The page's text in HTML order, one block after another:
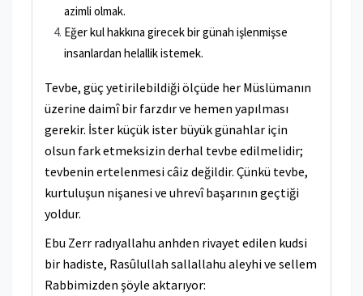
azimli olmak.
Eğer kul hakkına girecek bir günah işlenmişse
insanlardan helallik istemek.
Tevbe, güç yetirilebildiği ölçüde her Müslümanın
üzerine daimî bir farzdır ve hemen yapılması
gerekir. İster küçük ister büyük günahlar için
olsun fark etmeksizin derhal tevbe edilmelidir;
tevbenin ertelenmesi câiz değildir. Çünkü tevbe,
kurtuluşun nişanesi ve uhrevî başarının geçtiği
yoldur.
Ebu Zerr radıyallahu anhden rivayet edilen kudsi
bir hadiste, Rasûlullah sallallahu aleyhi ve sellem
Rabbimizden şöyle aktarıyor: